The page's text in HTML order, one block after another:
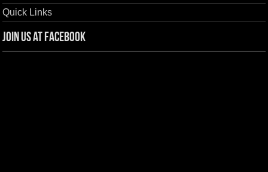
Quick Links
Join us at Facebook